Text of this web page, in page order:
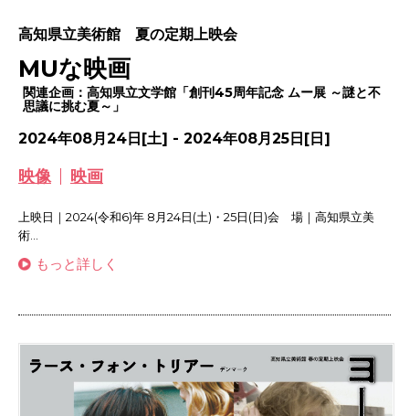
高知県立美術館 夏の定期上映会
MUな映画
関連企画：高知県立文学館「創刊45周年記念 ムー展 ～謎と不
思議に挑む夏～」
2024年08月24日[土] - 2024年08月25日[日]
映像 映画
上映日｜2024(令和6)年 8月24日(土)・25日(日)会 場｜高知県立美
術...
もっと詳しく